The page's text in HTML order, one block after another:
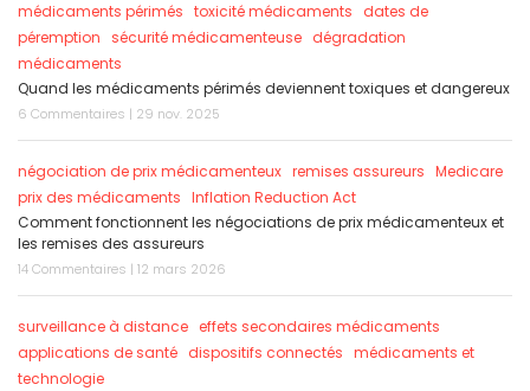
médicaments périmés toxicité médicaments
dates de
péremption sécurité médicamenteuse dégradation
médicaments
Quand les médicaments périmés deviennent toxiques et dangereux
6 Commentaires | 29 nov. 2025
négociation de prix médicamenteux remises assureurs Medicare
prix des médicaments Inflation Reduction Act
Comment fonctionnent les négociations de prix médicamenteux et
les remises des assureurs
14 Commentaires | 12 mars 2026
surveillance à distance effets secondaires médicaments
applications de santé dispositifs connectés médicaments et
technologie